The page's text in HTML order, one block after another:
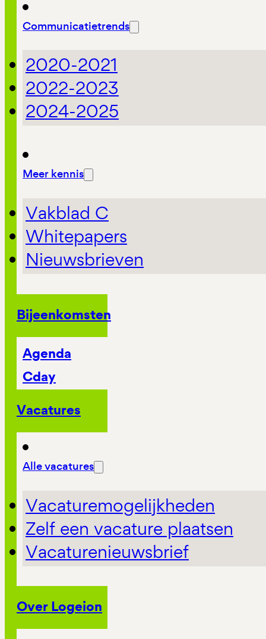
Communicatietrends
2020-2021
2022-2023
2024-2025
Meer kennis
Vakblad C
Whitepapers
Nieuwsbrieven
Bijeenkomsten
Agenda
Cday
Vacatures
Alle vacatures
Vacaturemogelijkheden
Zelf een vacature plaatsen
Vacaturenieuwsbrief
Over Logeion